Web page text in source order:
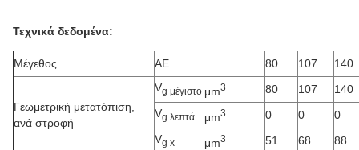
Τεχνικά δεδομένα:
Μέγεθος ΑΕ 80 107 140
Γεωμετρική μετατόπιση,
ανά στροφή
Vg μέγιστο μm3 80 107
140
Vg λεπτά μm3 0 0
0
Vg x μm3 51 68 88